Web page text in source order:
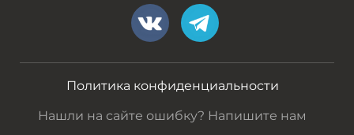
Политика конфиденциальности
Нашли на сайте ошибку? Напишите нам